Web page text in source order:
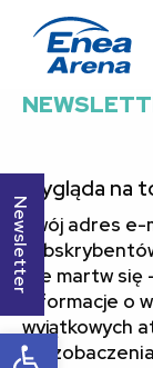
Otwórz pasek narzędzi
Wygląda na
Twój adres e-
Nie martw się
informacje o
wyjątkowych
Do
Newsletter